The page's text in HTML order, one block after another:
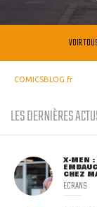
VOIR
COMICSBLOG.fr
LES DERNIÈRES
X-MEN :
CHEZ
ECRANS